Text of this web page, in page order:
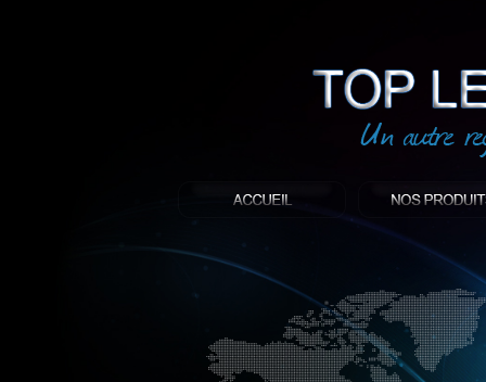
: Top led world
Produit décoratif led
Objet publicitaire led
éclairage blanc led
Enseigne publicitaire
Fabriquant et distributeur français
gamme à base de LED.